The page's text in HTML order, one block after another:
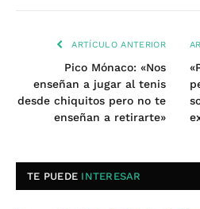
ARTÍCULO ANTERIOR
Pico Mónaco: «Nos
enseñan a jugar al tenis
desde chiquitos pero no te
enseñan a retirarte»
TE PUEDE INTERESAR